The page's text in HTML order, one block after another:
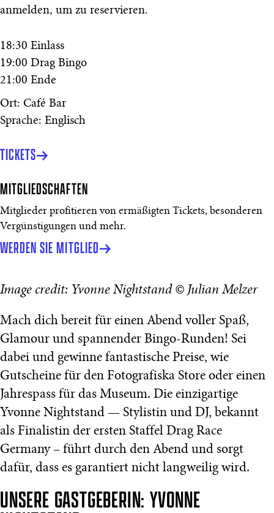
anmelden, um zu reservieren.
18:30 Einlass
19:00 Drag Bingo
21:00 Ende
Ort: Café Bar
Sprache: Englisch
TICKETS
MITGLIEDSCHAFTEN
Mitglieder profitieren von ermäßigten Tickets, besonderen
Vergünstigungen und mehr.
WERDEN SIE MITGLIED
Image credit: Yvonne Nightstand © Julian Melzer
Mach dich bereit für einen Abend voller Spaß,
Glamour und spannender Bingo-Runden! Sei
dabei und gewinne fantastische Preise, wie
Gutscheine für den Fotografiska Store oder einen
Jahrespass für das Museum. Die einzigartige
Yvonne Nightstand — Stylistin und DJ, bekannt
als Finalistin der ersten Staffel Drag Race
Germany – führt durch den Abend und sorgt
dafür, dass es garantiert nicht langweilig wird.
UNSERE GASTGEBERIN: YVONNE